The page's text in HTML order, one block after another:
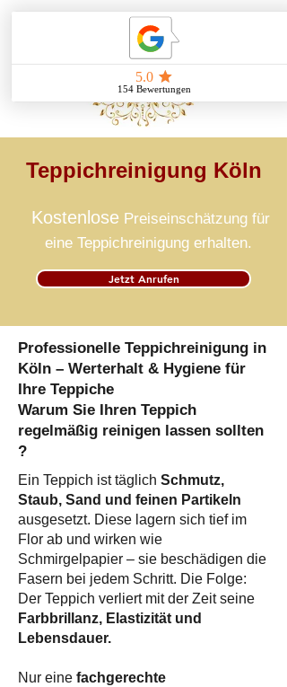
Teppichreinigung Köln
Kostenlose Preiseinschätzung für
eine Teppichreinigung erhalten.
Jetzt Anrufen
Professionelle Teppichreinigung in
Köln – Werterhalt & Hygiene für
Ihre Teppiche
Warum Sie Ihren Teppich
regelmäßig reinigen lassen sollten
?​
Ein Teppich ist täglich Schmutz,
Staub, Sand und feinen Partikeln
ausgesetzt. Diese lagern sich tief im
Flor ab und wirken wie
Schmirgelpapier – sie beschädigen die
Fasern bei jedem Schritt. Die Folge:
Der Teppich verliert mit der Zeit seine
Farbbrillanz, Elastizität und
Lebensdauer.
Nur eine fachgerechte